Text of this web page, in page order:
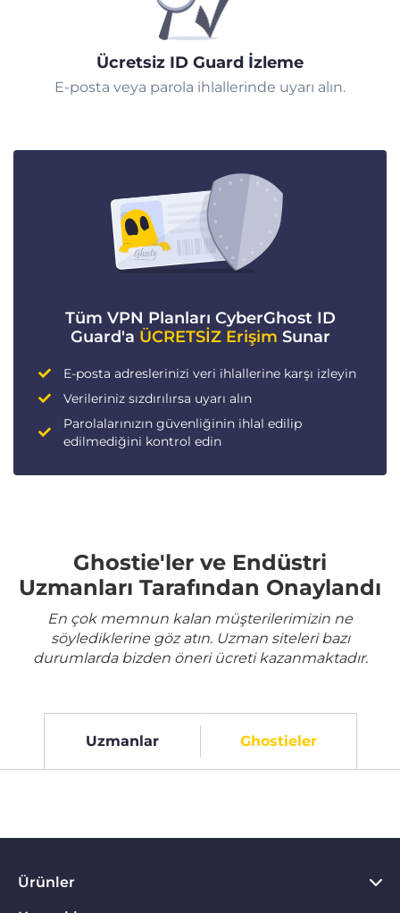
Ücretsiz ID Guard İzleme
E-posta veya parola ihlallerinde uyarı alın.
Tüm VPN Planları CyberGhost ID
Guard'a ÜCRETSİZ Erişim Sunar
E-posta adreslerinizi veri ihlallerine karşı izleyin
Verileriniz sızdırılırsa uyarı alın
Parolalarınızın güvenliğinin ihlal edilip
edilmediğini kontrol edin
Ghostie'ler ve Endüstri
Uzmanları Tarafından Onaylandı
En çok memnun kalan müşterilerimizin ne
söylediklerine göz atın. Uzman siteleri bazı
durumlarda bizden öneri ücreti kazanmaktadır.
Uzmanlar Ghostieler
Ürünler